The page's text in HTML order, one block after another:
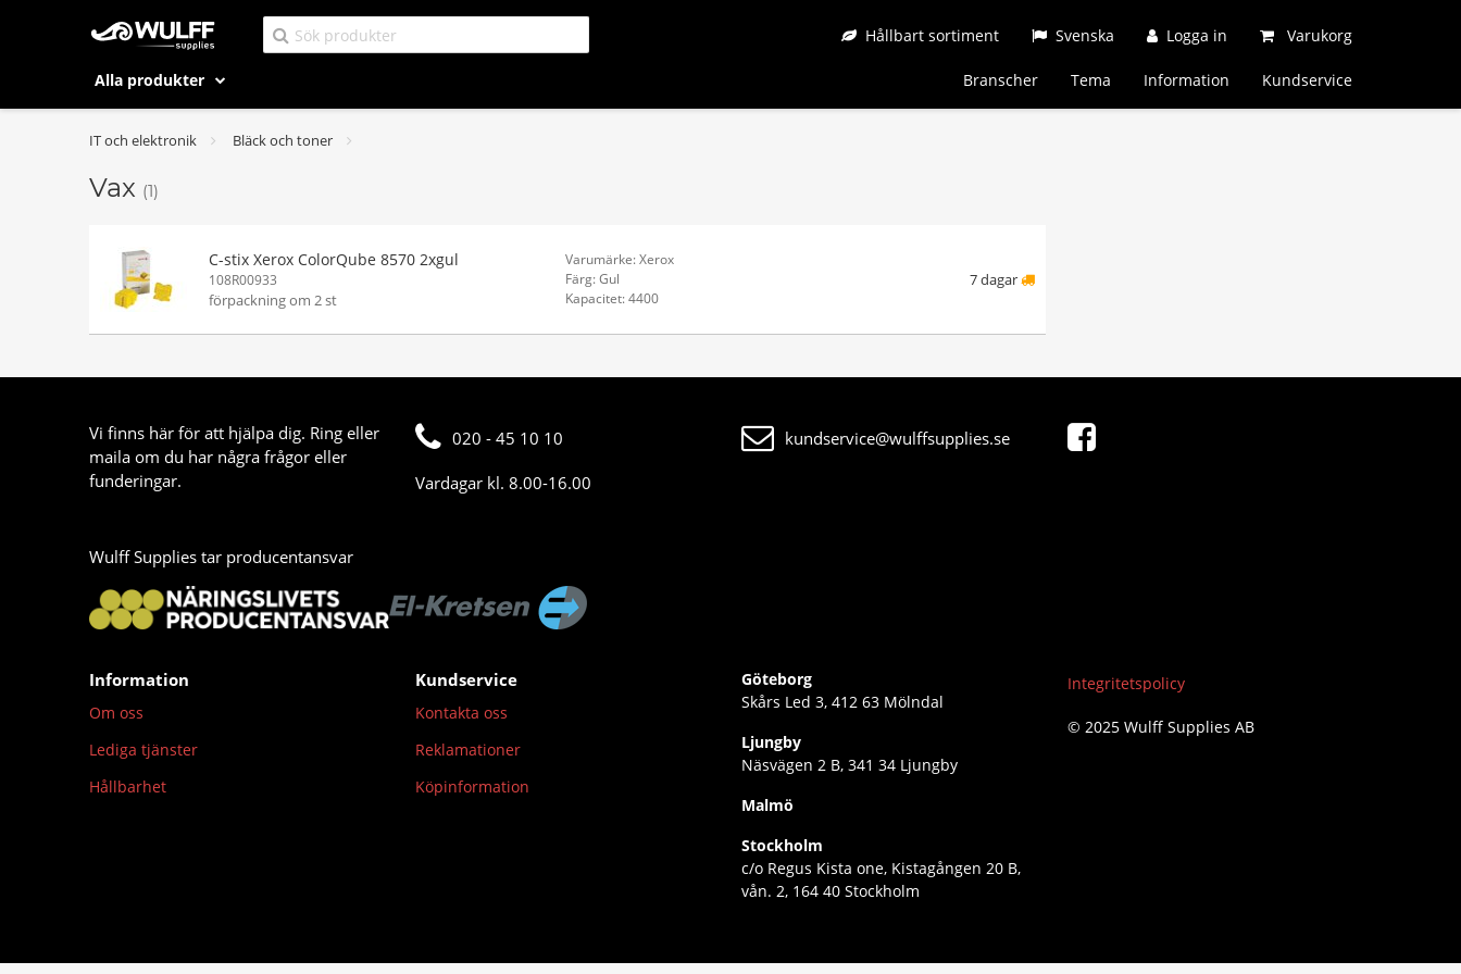
Hållbart sortiment Svenska Logga in Varukorg
Alla produkter Branscher Tema Information Kundservice
IT och elektronik Bläck och toner
Vax (1)
C-stix Xerox ColorQube 8570 2xgul
108R00933
förpackning om 2 st
Varumärke: Xerox
Färg: Gul
Kapacitet: 4400
7 dagar
Vi finns här för att hjälpa dig. Ring eller
maila om du har några frågor eller
funderingar.
020 - 45 10 10
Vardagar kl. 8.00-16.00
kundservice@wulffsupplies.se
Wulff Supplies tar producentansvar
Information
Om oss
Lediga tjänster
Hållbarhet
Kundservice
Kontakta oss
Reklamationer
Köpinformation
Göteborg
Skårs Led 3, 412 63 Mölndal
Ljungby
Näsvägen 2 B, 341 34 Ljungby
Malmö
Stockholm
c/o Regus Kista one, Kistagången 20 B,
vån. 2, 164 40 Stockholm
Integritetspolicy
© 2025 Wulff Supplies AB